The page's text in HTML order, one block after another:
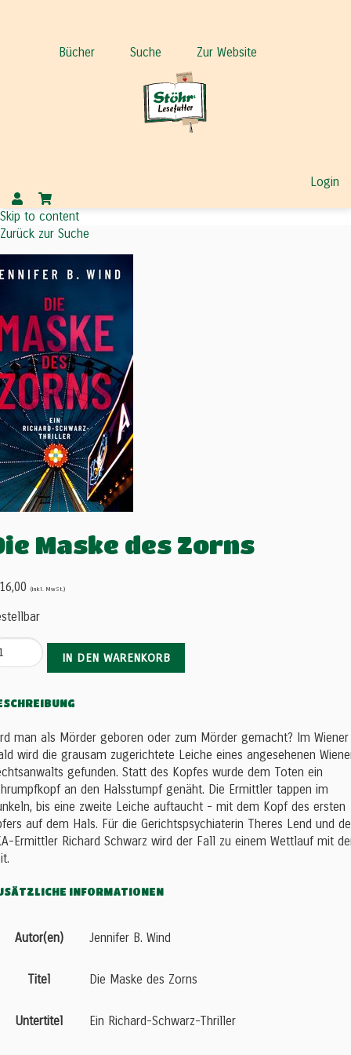
Bücher Suche Zur Website
Login
Skip to content
Zurück zur Suche
Maske des Zorns
(inkl. MwSt.)
IN DEN WARENKORB
man als Mörder geboren oder zum Mörder gemacht? Im Wiener
wird die grausam zugerichtete Leiche eines angesehenen
gefunden. Statt des Kopfes wurde dem Toten ein
an den Halsstumpf genäht. Die Ermittler tappen im
bis eine zweite Leiche auftaucht - mit dem Kopf des ersten
auf dem Hals. Für die Gerichtspsychiaterin Theres Lend und
Ermittler Richard Schwarz wird der Fall zu einem Wettlauf mit
INFORMATIONEN
Autor(en) Jennifer B. Wind
Titel Die Maske des Zorns
Untertitel Ein Richard-Schwarz-Thriller